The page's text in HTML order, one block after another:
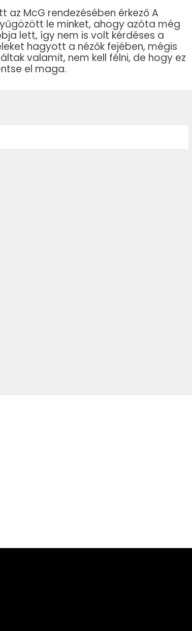
McG rendezésében érkező A
le minket, ahogy azóta még
lett, így nem is volt kérdéses a
hagyott a nézők fejében, mégis
valamit, nem kell félni, de hogy ez
el maga.